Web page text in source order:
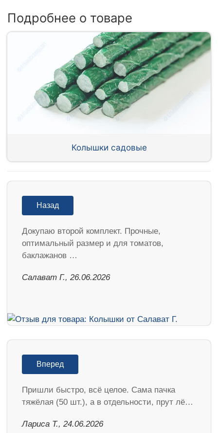
Подробнее о товаре
Колышки садовые
Назад
Докупаю второй комплект. Прочные,
оптимальный размер и для томатов,
баклажанов …
Салават Г., 26.06.2026
Вперед
Пришли быстро, всё целое. Сама пачка
тяжёлая (50 шт.), а в отдельности, прут лё…
Лариса Т., 24.06.2026